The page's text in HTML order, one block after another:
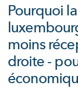
Pourquoi
moins
droite -